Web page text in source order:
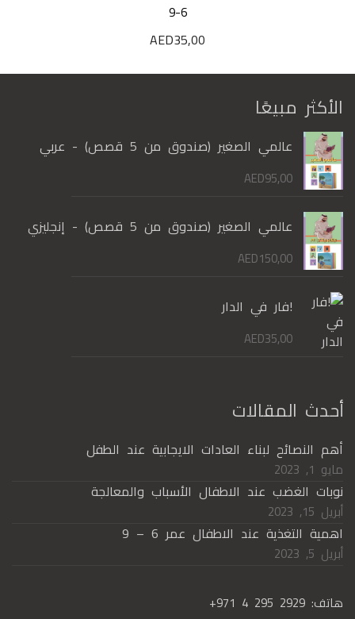
9-6
AED35,00
الأكثر مبيعًا
عالمي الصغير (صندوق من 5 قصص) - عربي
AED95,00
عالمي الصغير (صندوق من 5 قصص) - إنجليزي
AED150,00
!فار في الدار
AED35,00
أحدث المقالات
أهم النصائح لبناء العادات الايجابية عند الطفل
مايو 1, 2023
نوبات الغضب عند الاطفال الأسباب والمعالجة
أبريل 15, 2023
اهمية التغذية عند الاطفال عمر 6 – 9
أبريل 5, 2023
هاتف: +971 4 295 2929